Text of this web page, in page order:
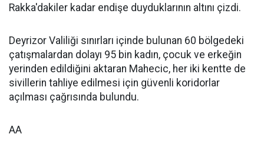
Rakka'dakiler kadar endişe duyduklarının altını çizdi.
Deyrizor Valiliği sınırları içinde bulunan 60 bölgedeki
çatışmalardan dolayı 95 bin kadın, çocuk ve erkeğin
yerinden edildiğini aktaran Mahecic, her iki kentte de
sivillerin tahliye edilmesi için güvenli koridorlar
açılması çağrısında bulundu.
AA